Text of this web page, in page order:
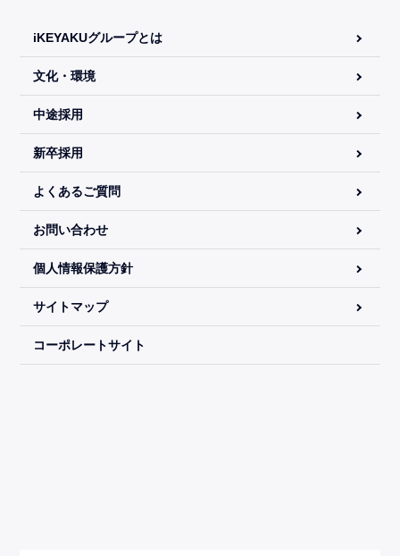
iKEYAKUグループとは
文化・環境
中途採用
新卒採用
よくあるご質問
お問い合わせ
個人情報保護方針
サイトマップ
コーポレートサイト